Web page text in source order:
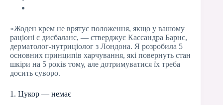
«Жоден крем не врятує положення, якщо у вашому
раціоні є дисбаланс, — стверджує Кассандра Барнс,
дерматолог-нутриціолог з Лондона. Я розробила 5
основних принципів харчування, які повернуть стан
шкіри на 5 років тому, але дотримуватися їх треба
досить суворо.
1. Цукор — немає